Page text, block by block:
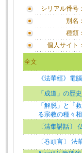
シリアル番号：
別名：
種類：
個人サイト：
全文
《法華經》電
「成道」の歴
「解脱」と「
る宗教の種々相
〔清集講話〕
〔巻頭言〕 法